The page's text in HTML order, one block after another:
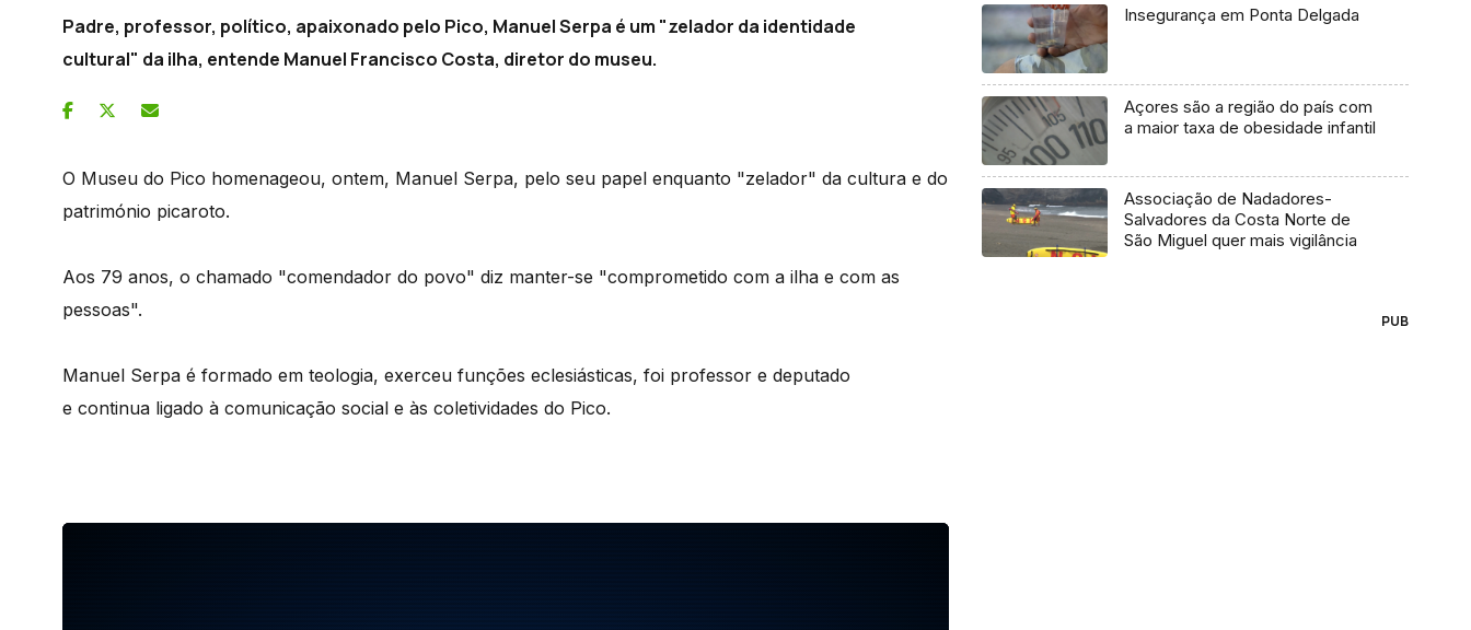
Padre, professor, político, apaixonado pelo Pico, Manuel Serpa é um "zelador da identidade
cultural" da ilha, entende Manuel Francisco Costa, diretor do museu.
O Museu do Pico homenageou, ontem, Manuel Serpa, pelo seu papel enquanto "zelador" da cultura e do
património picaroto.
Aos 79 anos, o chamado "comendador do povo" diz manter-se "comprometido com a ilha e com as
pessoas".
Manuel Serpa é formado em teologia, exerceu funções eclesiásticas, foi professor e deputado
e continua ligado à comunicação social e às coletividades do Pico.
Insegurança em Ponta Delgada
Açores são a região do país com
a maior taxa de obesidade infantil
Associação de Nadadores-
Salvadores da Costa Norte de
São Miguel quer mais vigilância
PUB